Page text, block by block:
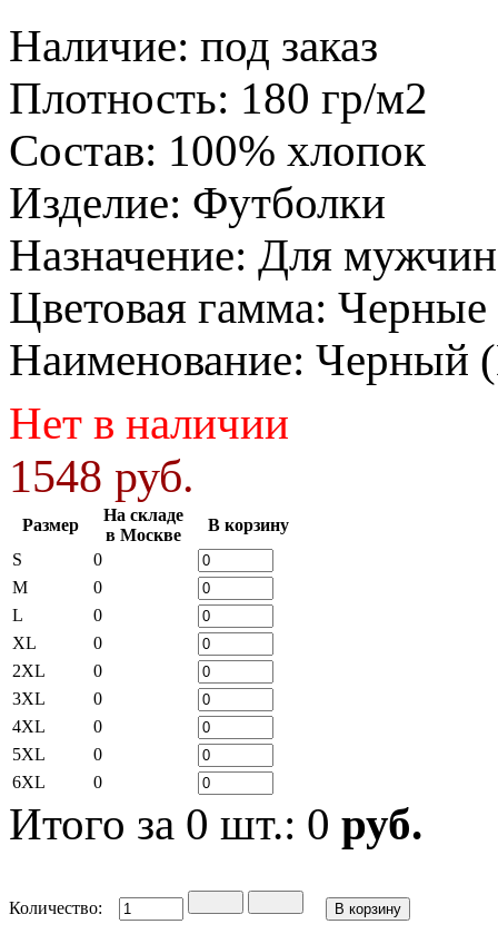
Наличие: под заказ
Плотность: 180 гр/м2
Состав: 100% хлопок
Изделие: Футболки
Назначение: Для мужчин
Цветовая гамма: Черные
Наименование: Черный
Нет в наличии
1548 руб.
Размер
На складе
в Москве
В корзину
S
0
M
0
L
0
XL
0
2XL
0
3XL
0
4XL
0
5XL
0
6XL
0
Итого за 0 шт.: 0 руб.
Количество: